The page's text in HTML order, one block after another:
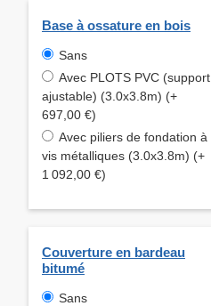
Base à ossature en bois
Sans
Avec PLOTS PVC (support
ajustable) (3.0x3.8m) (+
697,00 €)
Avec piliers de fondation à
vis métalliques (3.0x3.8m) (+
1 092,00 €)
Couverture en bardeau
bitumé
Sans